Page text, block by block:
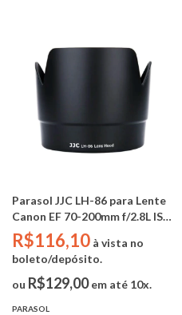
Parasol JJC LH-86 para Lente
Canon EF 70-200mm f/2.8L IS
USM (Substitui Canon ET-86)
R$116,10 à vista no
boleto/depósito.
ou R$129,00em até 10x.
PARASOL